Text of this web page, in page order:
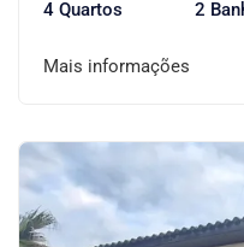
4 Quartos 2
Mais informações